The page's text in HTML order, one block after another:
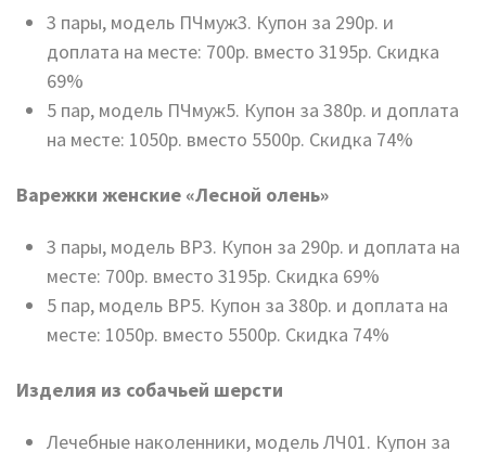
3 пары, модель ПЧмуж3. Купон за 290р. и
доплата на месте: 700р. вместо 3195р. Скидка
69%
5 пар, модель ПЧмуж5. Купон за 380р. и доплата
на месте: 1050р. вместо 5500р. Скидка 74%
Варежки женские «Лесной олень»
3 пары, модель ВР3. Купон за 290р. и доплата на
месте: 700р. вместо 3195р. Скидка 69%
5 пар, модель ВР5. Купон за 380р. и доплата на
месте: 1050р. вместо 5500р. Скидка 74%
Изделия из собачьей шерсти
Лечебные наколенники, модель ЛЧ01. Купон за